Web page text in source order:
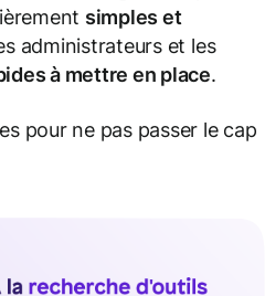
simples et
administrateurs et les
à mettre en place.
pour ne pas passer le cap